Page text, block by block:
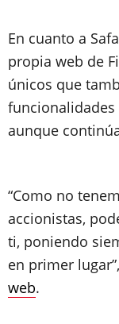
En cuanto a
propia web de
únicos que
funcionalidades
aunque
“Como no
accionistas,
ti, poniendo
en primer
web.